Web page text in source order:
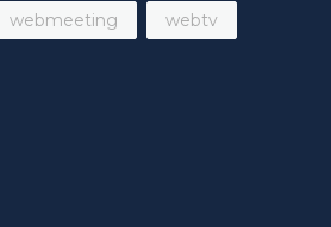
webmeeting webtv